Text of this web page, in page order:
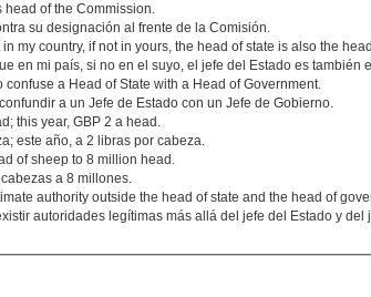
head of the Commission.
su designación al frente de la Comisión.
my country, if not in yours, the head of state is also the
en mi país, si no en el suyo, el jefe del Estado es también
a Head of State with a Head of Government.
a un Jefe de Estado con un Jefe de Gobierno.
this year, GBP 2 a head.
este año, a 2 libras por cabeza.
of sheep to 8 million head.
a 8 millones.
authority outside the head of state and the head of
autoridades legítimas más allá del jefe del Estado y del